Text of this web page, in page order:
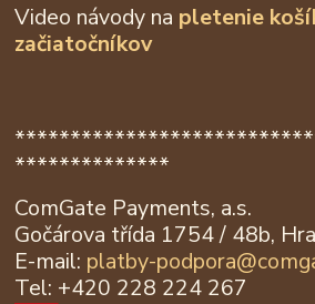
Video návody na pletenie
začiatočníkov
**************
ComGate Payments, a.s.
Gočárova třída 1754 / 48b,
E-mail: platby-podpora@
Tel: +420 228 224 267